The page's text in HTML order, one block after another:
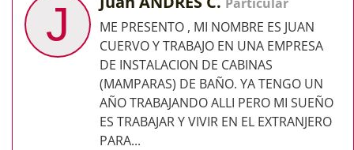
J
ME PRESENTO , MI NOMBRE ES JUAN
CUERVO Y TRABAJO EN UNA EMPRESA
DE INSTALACION DE CABINAS
(MAMPARAS) DE BAÑO. YA TENGO UN
AÑO TRABAJANDO ALLI PERO MI SUEÑO
ES TRABAJAR Y VIVIR EN EL EXTRANJERO
PARA...